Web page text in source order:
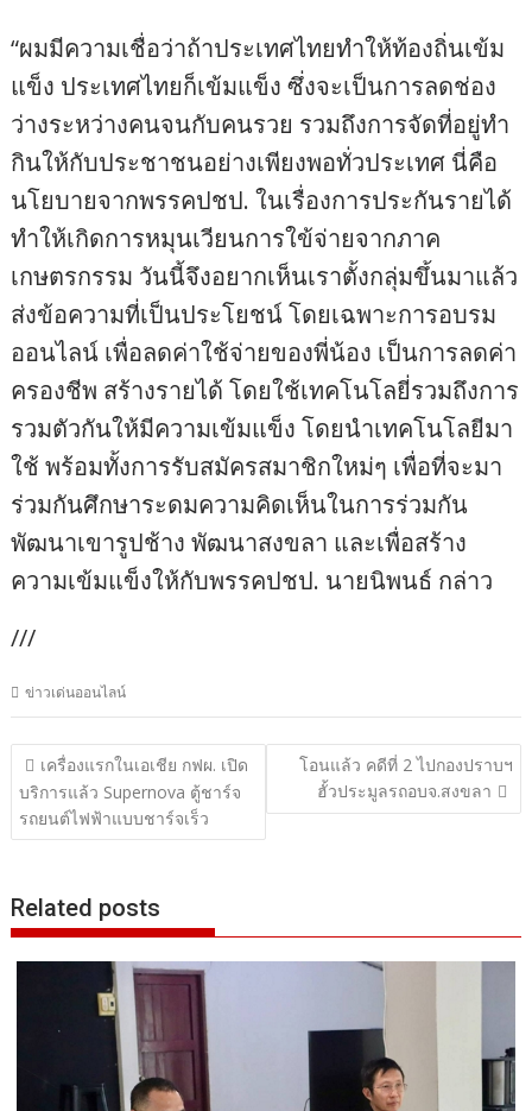
“ผมมีความเชื่อว่าถ้าประเทศไทยทำให้ท้องถิ่นเข้ม
แข็ง ประเทศไทยก็เข้มแข็ง ซึ่งจะเป็นการลดช่อง
ว่างระหว่างคนจนกับคนรวย รวมถึงการจัดที่อยู่ทำ
กินให้กับประชาชนอย่างเพียงพอทั่วประเทศ นี่คือ
นโยบายจากพรรคปชป. ในเรื่องการประกันรายได้
ทำให้เกิดการหมุนเวียนการใข้จ่ายจากภาค
เกษตรกรรม วันนี้จึงอยากเห็นเราตั้งกลุ่มขึ้นมาแล้ว
ส่งข้อความที่เป็นประโยชน์ โดยเฉพาะการอบรม
ออนไลน์ เพื่อลดค่าใช้จ่ายของพี่น้อง เป็นการลดค่า
ครองชีพ สร้างรายได้ โดยใช้เทคโนโลยี่รวมถึงการ
รวมตัวกันให้มีความเข้มแข็ง โดยนำเทคโนโลยีมา
ใช้ พร้อมทั้งการรับสมัครสมาชิกใหม่ๆ เพื่อที่จะมา
ร่วมกันศึกษาระดมความคิดเห็นในการร่วมกัน
พัฒนาเขารูปช้าง พัฒนาสงขลา และเพื่อสร้าง
ความเข้มแข็งให้กับพรรคปชป. นายนิพนธ์ กล่าว
///
ข่าวเด่นออนไลน์
แนะแนว
เรื่อง
เครื่องแรกในเอเชีย กฟผ. เปิด
บริการแล้ว Supernova ตู้ชาร์จ
รถยนต์ไฟฟ้าแบบชาร์จเร็ว
โอนแล้ว คดีที่ 2 ไปกองปราบฯ
ฮั้วประมูลรถอบจ.สงขลา
Related posts